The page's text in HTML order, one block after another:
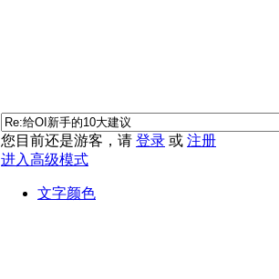
您目前还是游客，请 登录 或 注册
进入高级模式
文字颜色